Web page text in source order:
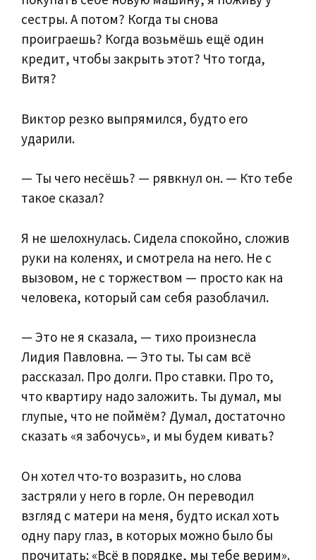
сестры. А потом? Когда ты снова
проиграешь? Когда возьмёшь ещё один
кредит, чтобы закрыть этот? Что тогда,
Витя?
Виктор резко выпрямился, будто его
ударили.
— Ты чего несёшь? — рявкнул он. — Кто тебе
такое сказал?
Я не шелохнулась. Сидела спокойно, сложив
руки на коленях, и смотрела на него. Не с
вызовом, не с торжеством — просто как на
человека, который сам себя разоблачил.
— Это не я сказала, — тихо произнесла
Лидия Павловна. — Это ты. Ты сам всё
рассказал. Про долги. Про ставки. Про то,
что квартиру надо заложить. Ты думал, мы
глупые, что не поймём? Думал, достаточно
сказать «я забочусь», и мы будем кивать?
Он хотел что-то возразить, но слова
застряли у него в горле. Он переводил
взгляд с матери на меня, будто искал хоть
одну пару глаз, в которых можно было бы
прочитать: «Всё в порядке, мы тебе верим».